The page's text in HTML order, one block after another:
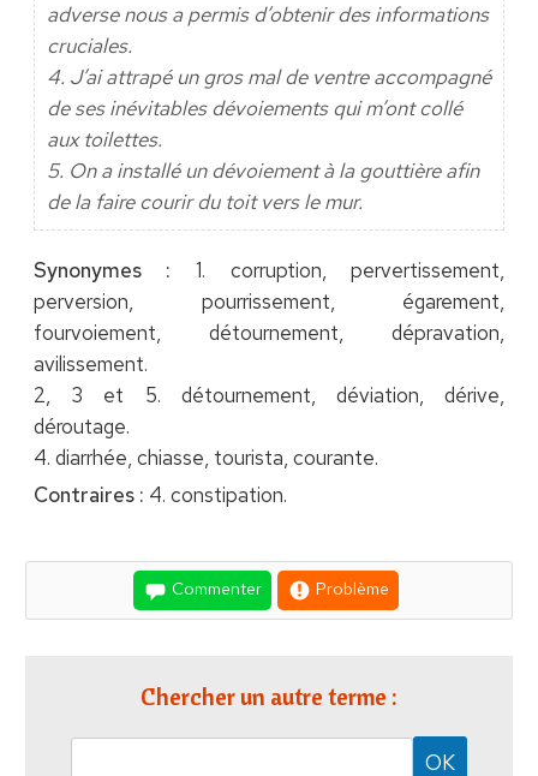
adverse nous a permis d’obtenir des informations
cruciales.
4. J’ai attrapé un gros mal de ventre accompagné
de ses inévitables dévoiements qui m’ont collé
aux toilettes.
5. On a installé un dévoiement à la gouttière afin
de la faire courir du toit vers le mur.
Synonymes : 1. corruption, pervertissement,
perversion, pourrissement, égarement,
fourvoiement, détournement, dépravation,
avilissement.
2, 3 et 5. détournement, déviation, dérive,
déroutage.
4. diarrhée, chiasse, tourista, courante.
Contraires : 4. constipation.
Commenter Problème
Chercher un autre terme :